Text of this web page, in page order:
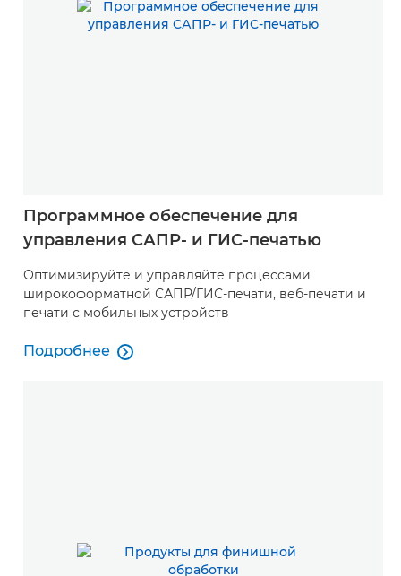
Программное обеспечение для
управления САПР- и ГИС-печатью
Оптимизируйте и управляйте процессами
широкоформатной САПР/ГИС-печати, веб-печати и
печати с мобильных устройств
Подробнее
Подробнее
